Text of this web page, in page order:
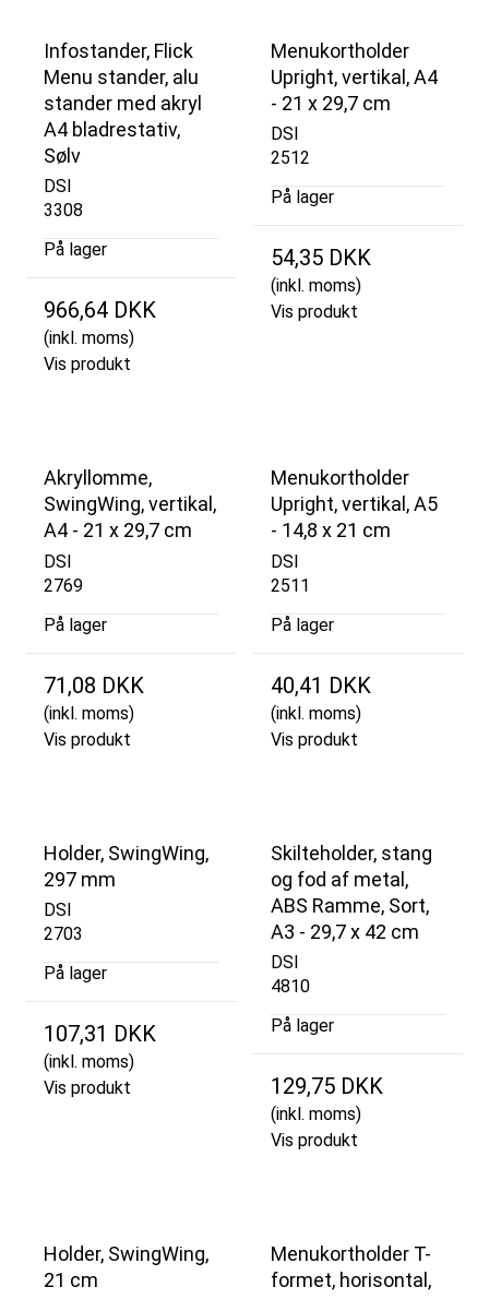
Infostander, Flick
Menu stander, alu
stander med akryl
A4 bladrestativ,
Sølv
DSI
3308
På lager
966,64 DKK
(inkl. moms)
Vis produkt
Menukortholder
Upright, vertikal, A4
- 21 x 29,7 cm
DSI
2512
På lager
54,35 DKK
(inkl. moms)
Vis produkt
Akryllomme,
SwingWing, vertikal,
A4 - 21 x 29,7 cm
DSI
2769
På lager
71,08 DKK
(inkl. moms)
Vis produkt
Menukortholder
Upright, vertikal, A5
- 14,8 x 21 cm
DSI
2511
På lager
40,41 DKK
(inkl. moms)
Vis produkt
Holder, SwingWing,
297 mm
DSI
2703
På lager
107,31 DKK
(inkl. moms)
Vis produkt
Skilteholder, stang
og fod af metal,
ABS Ramme, Sort,
A3 - 29,7 x 42 cm
DSI
4810
På lager
129,75 DKK
(inkl. moms)
Vis produkt
Holder, SwingWing,
21 cm
Menukortholder T-
formet, horisontal,